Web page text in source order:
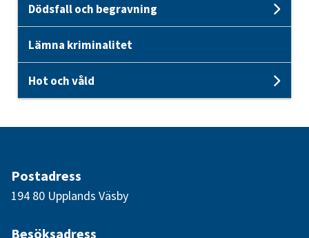
Dödsfall och begravning
Lämna kriminalitet
Hot och våld
Postadress
194 80 Upplands Väsby
Besöksadress